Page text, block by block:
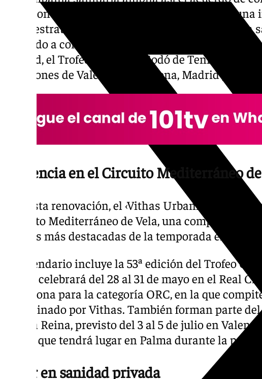
2025 con el equipo con sede en Barcelona, en
en su estrategia de promoción de hábitos de vida
respaldo a competiciones y equipos deportivos
Madrid, el Trofeo Conde de Godó de Tenis, o las
maratones de Valencia, Barcelona, Madrid y
Presencia en el Circuito Mediterráneo
Con esta renovación, el ‹Vithas Urbania› volverá a
Circuito Mediterráneo de Vela, una competición
regatas más destacadas de la temporada en esta
El calendario incluye la 53ª edición del Trofeo
que se celebrará del 28 al 31 de mayo en el Real
Barcelona para la categoría ORC, en la que
patrocinado por Vithas. También forman parte
S.M. la Reina, previsto del 3 al 5 de julio en
el Rey, que tendrá lugar en Palma durante la
Líder en sanidad privada